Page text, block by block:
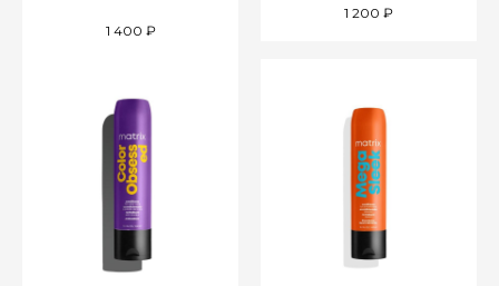
1 400 ₽
1 200 ₽